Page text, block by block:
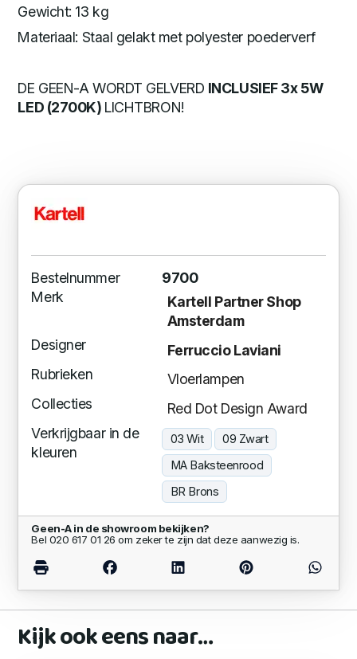
Gewicht: 13 kg
Materiaal: Staal gelakt met polyester poederverf
DE GEEN-A WORDT GELVERD INCLUSIEF 3x 5W
LED (2700K) LICHTBRON!
Bestelnummer
9700
Merk
Kartell Partner Shop
Amsterdam
Designer
Ferruccio Laviani
Rubrieken
Vloerlampen
Collecties
Red Dot Design Award
Verkrijgbaar in de
kleuren
03 Wit
09 Zwart
MA Baksteenrood
BR Brons
Geen-A in de showroom bekijken?
Bel 020 617 01 26 om zeker te zijn dat deze aanwezig is.
Kijk ook eens naar…